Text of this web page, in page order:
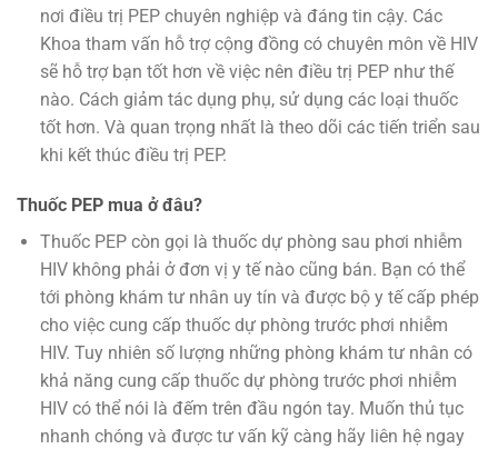
nơi điều trị PEP chuyên nghiệp và đáng tin cậy. Các
Khoa tham vấn hỗ trợ cộng đồng có chuyên môn về HIV
sẽ hỗ trợ bạn tốt hơn về việc nên điều trị PEP như thế
nào. Cách giảm tác dụng phụ, sử dụng các loại thuốc
tốt hơn. Và quan trọng nhất là theo dõi các tiến triển sau
khi kết thúc điều trị PEP.
Thuốc PEP mua ở đâu?
Thuốc PEP còn gọi là thuốc dự phòng sau phơi nhiễm
HIV không phải ở đơn vị y tế nào cũng bán. Bạn có thể
tới phòng khám tư nhân uy tín và được bộ y tế cấp phép
cho việc cung cấp thuốc dự phòng trước phơi nhiễm
HIV. Tuy nhiên số lượng những phòng khám tư nhân có
khả năng cung cấp thuốc dự phòng trước phơi nhiễm
HIV có thể nói là đếm trên đầu ngón tay. Muốn thủ tục
nhanh chóng và được tư vấn kỹ càng hãy liên hệ ngay